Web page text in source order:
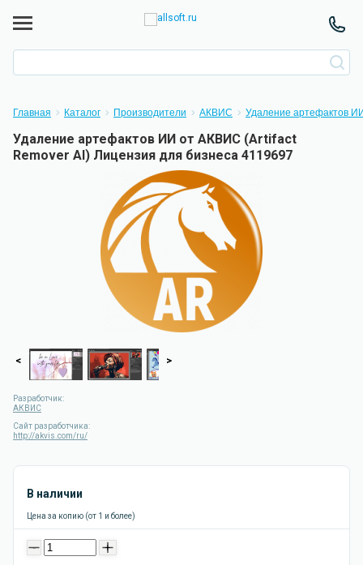
Главная Каталог Производители АКВИС Удаление артефактов
Удаление артефактов ИИ от АКВИС (Artifact
Remover AI) Лицензия для бизнеса 4119697
< >
Разработчик:
АКВИС
Сайт разработчика:
http://akvis.com/ru/
В наличии
Цена за копию (от 1 и более)
- +